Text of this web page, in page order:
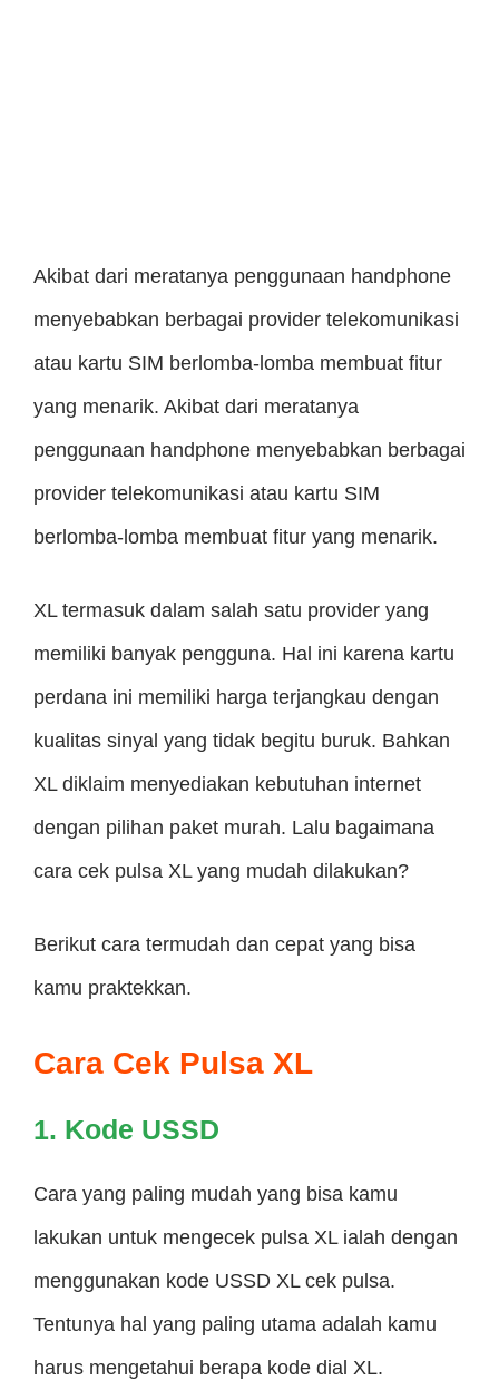
Akibat dari meratanya penggunaan handphone
menyebabkan berbagai provider telekomunikasi
atau kartu SIM berlomba-lomba membuat fitur
yang menarik. Akibat dari meratanya
penggunaan handphone menyebabkan berbagai
provider telekomunikasi atau kartu SIM
berlomba-lomba membuat fitur yang menarik.
XL termasuk dalam salah satu provider yang
memiliki banyak pengguna. Hal ini karena kartu
perdana ini memiliki harga terjangkau dengan
kualitas sinyal yang tidak begitu buruk. Bahkan
XL diklaim menyediakan kebutuhan internet
dengan pilihan paket murah. Lalu bagaimana
cara cek pulsa XL yang mudah dilakukan?
Berikut cara termudah dan cepat yang bisa
kamu praktekkan.
Cara Cek Pulsa XL
1. Kode USSD
Cara yang paling mudah yang bisa kamu
lakukan untuk mengecek pulsa XL ialah dengan
menggunakan kode USSD XL cek pulsa.
Tentunya hal yang paling utama adalah kamu
harus mengetahui berapa kode dial XL.